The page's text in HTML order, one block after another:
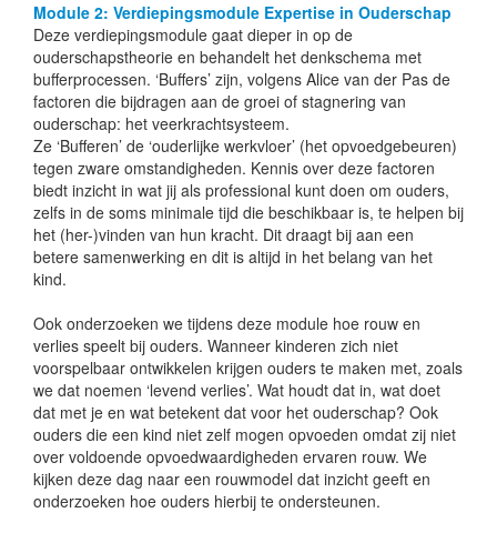
Module 2: Verdiepingsmodule Expertise in Ouderschap
Deze verdiepingsmodule gaat dieper in op de
ouderschapstheorie en behandelt het denkschema met
bufferprocessen. ‘Buffers’ zijn, volgens Alice van der Pas de
factoren die bijdragen aan de groei of stagnering van
ouderschap: het veerkrachtsysteem.
Ze ‘Bufferen’ de ‘ouderlijke werkvloer’ (het opvoedgebeuren)
tegen zware omstandigheden. Kennis over deze factoren
biedt inzicht in wat jij als professional kunt doen om ouders,
zelfs in de soms minimale tijd die beschikbaar is, te helpen bij
het (her-)vinden van hun kracht. Dit draagt bij aan een
betere samenwerking en dit is altijd in het belang van het
kind.
Ook onderzoeken we tijdens deze module hoe rouw en
verlies speelt bij ouders. Wanneer kinderen zich niet
voorspelbaar ontwikkelen krijgen ouders te maken met, zoals
we dat noemen ‘levend verlies’. Wat houdt dat in, wat doet
dat met je en wat betekent dat voor het ouderschap? Ook
ouders die een kind niet zelf mogen opvoeden omdat zij niet
over voldoende opvoedwaardigheden ervaren rouw. We
kijken deze dag naar een rouwmodel dat inzicht geeft en
onderzoeken hoe ouders hierbij te ondersteunen.